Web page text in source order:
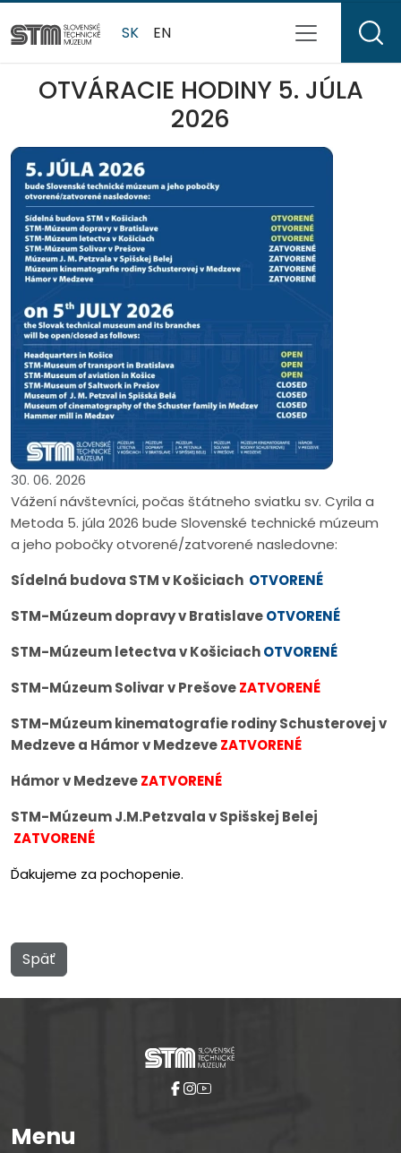
SK EN
OTVÁRACIE HODINY 5. JÚLA
2026
30. 06. 2026
Vážení návštevníci, počas štátneho sviatku sv. Cyrila a
Metoda 5. júla 2026 bude Slovenské technické múzeum
a jeho pobočky otvorené/zatvorené nasledovne:
Sídelná budova STM v Košiciach OTVORENÉ
STM-Múzeum dopravy v BratislaveOTVORENÉ
STM-Múzeum letectva v KošiciachOTVORENÉ
STM-Múzeum Solivar v PrešoveZATVORENÉ
STM-Múzeum kinematografie rodiny Schusterovej v
Medzeve a Hámor v MedzeveZATVORENÉ
Hámor v MedzeveZATVORENÉ
STM-Múzeum J.M.Petzvala v Spišskej Belej
ZATVORENÉ
Ďakujeme za pochopenie.
Späť
Menu